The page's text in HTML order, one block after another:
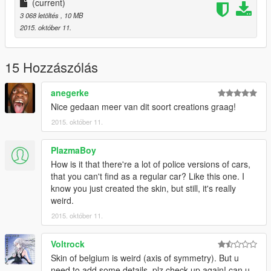
Edited Futher For IV : BritishGamer88
Converted over to GTAV : BritishGaemr88
Texture's/Material's : BritishGamer88
Template : BritishGamer88
Police Lightbar : Rockstar Games/ Edit to British version by
BritishGamer88
Grill Lights : Rockstar Games
Oleg : for continuious help to get the model working ingame!!
ANPR Camera : Dennis
Police Cone's/Sign's : BritishGamer88
Boot Divider - BritishGamer88
Skin design: Beflame
(current)
3 068 letöltés
, 10 MB
2015. október 11.
15 Hozzászólás
anegerke
Nice gedaan meer van dit soort creations graag!
2015. október 11.
PlazmaBoy
How is it that there're a lot of police versions of cars,
that you can't find as a regular car? Like this one. I
know you just created the skin, but still, it's really
weird.
2015. október 11.
Voltrock
Skin of belgium is weird (axis of symmetry). But u